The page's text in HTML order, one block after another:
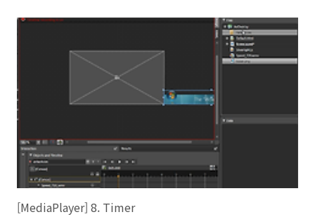
에 Expression Encoder가 설치되지 않았다면 아래링크에서 다운로드
하시기 바랍니다. - Expression Encoder 1.0 다운로드 (Free Trial
Download ) Expression Encoder의 화면 레이아웃입니다. 프로그램
사용은 아주 쉽고 간단하며 몇 번만 따라서 해보시면 전문가(?)수준의 고
품질의 ..
[MediaPlayer] 8. Timer